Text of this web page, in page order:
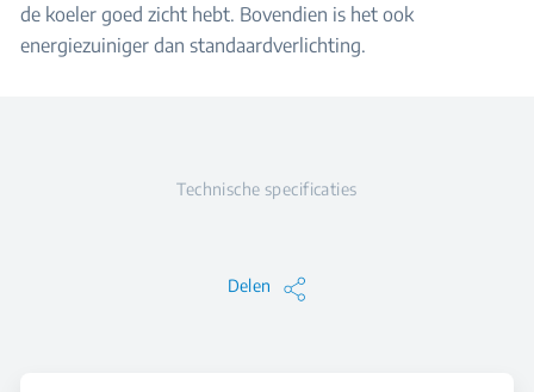
de koeler goed zicht hebt. Bovendien is het ook
energiezuiniger dan standaardverlichting.
Technische specificaties
Delen